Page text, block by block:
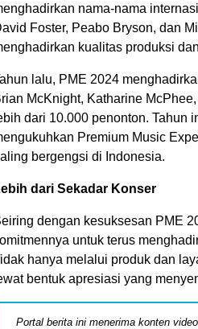
nama-nama
Foster, Peabo Bryson, dan
kualitas produksi
lalu, PME 2024
McKnight, Katharine McPhee
dari 10.000 penonton. Tahun
Premium Music
bergengsi di Indonesia.
dari Sekadar Konser
dengan kesuksesan PME
untuk terus
hanya melalui produk dan
bentuk apresiasi yang
Portal berita ini menerima konten